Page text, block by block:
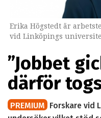
Erika Högstedt är
vid Linköpings
”Jobbet
därför
PREMIUM Forskare vid